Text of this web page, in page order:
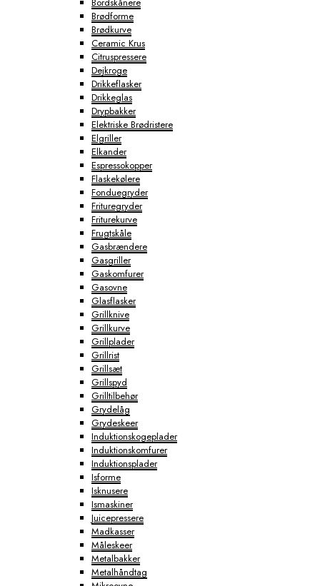
Brødforme
Brødkurve
Ceramic Krus
Citruspressere
Dejkroge
Drikkeflasker
Drikkeglas
Drypbakker
Elektriske Brødristere
Elgriller
Elkander
Espressokopper
Flaskekølere
Fonduegryder
Frituregryder
Friturekurve
Frugtskåle
Gasbrændere
Gasgriller
Gaskomfurer
Gasovne
Glasflasker
Grillknive
Grillkurve
Grillplader
Grillrist
Grillsæt
Grillspyd
Grilltilbehør
Grydelåg
Grydeskeer
Induktionskogeplader
Induktionskomfurer
Induktionsplader
Isforme
Isknusere
Ismaskiner
Juicepressere
Madkasser
Måleskeer
Metalbakker
Metalhåndtag